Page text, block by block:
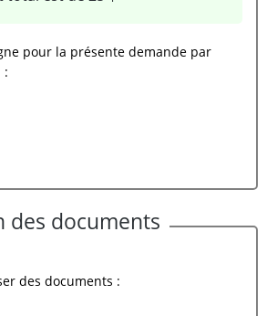
pour la présente demande par
:
des documents
des documents :